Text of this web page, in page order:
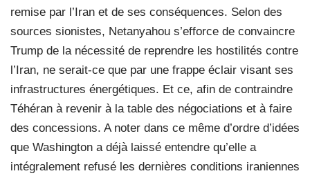
remise par l’Iran et de ses conséquences. Selon des
sources sionistes, Netanyahou s’efforce de convaincre
Trump de la nécessité de reprendre les hostilités contre
l’Iran, ne serait-ce que par une frappe éclair visant ses
infrastructures énergétiques. Et ce, afin de contraindre
Téhéran à revenir à la table des négociations et à faire
des concessions. A noter dans ce même d’ordre d’idées
que Washington a déjà laissé entendre qu’elle a
intégralement refusé les dernières conditions iraniennes